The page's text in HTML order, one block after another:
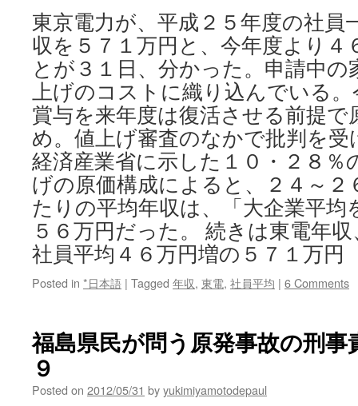
東京電力が、平成２５年度の社員
収を５７１万円と、今年度より４
とが３１日、分かった。申請中の
上げのコストに織り込んでいる
賞与を来年度は復活させる前提
め。値上げ審査のなかで批判を
経済産業省に示した１０・２８％
げの原価構成によると、２４～２
たりの平均年収は、「大企業平均
５６万円だった。 続きは東電年
社員平均４６万円増の５７１万
Posted in *日本語 | Tagged 年収, 東電, 社員平均 | 6 Comments
福島県民が問う原発事故の刑
９
Posted on 2012/05/31 byyukimiyamotodepaul